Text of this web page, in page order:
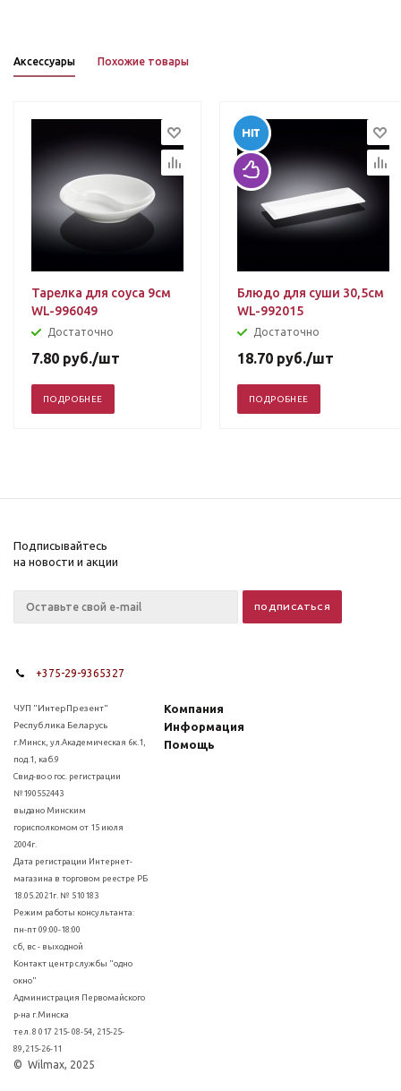
Аксессуары Похожие товары
Тарелка для соуса 9см
WL-996049
Достаточно
7.80 руб./шт
ПОДРОБНЕЕ
Блюдо для суши 30,5см
WL-992015
Достаточно
18.70 руб./шт
ПОДРОБНЕЕ
Подписывайтесь
на новости и акции
+375-29-9365327
ЧУП "ИнтерПрезент"
Республика Беларусь
г.Минск, ул.Академическая 6к.1,
под.1, каб.9
Свид-во о гос. регистрации
№190552443
выдано Минским
горисполкомом от 15 июля
2004г.
Дата регистрации Интернет-
магазина в торговом реестре РБ
18.05.2021г. № 510183
Режим работы консультанта:
пн-пт 09:00-18:00
сб, вс - выходной
Контакт центр службы "одно
окно"
Администрация Первомайского
р-на г.Минска
тел. 8 017 215- 08-54, 215-25-
89,215-26-11
© Wilmax, 2025
Компания
Информация
Помощь